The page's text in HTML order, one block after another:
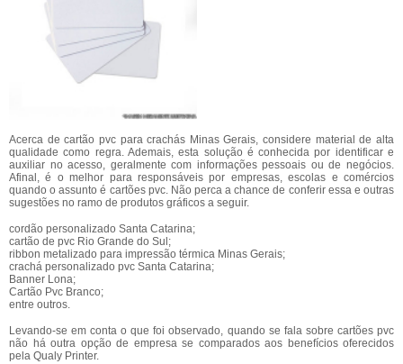
Acerca de cartão pvc para crachás Minas Gerais, considere material de alta
qualidade como regra. Ademais, esta solução é conhecida por identificar e
auxiliar no acesso, geralmente com informações pessoais ou de negócios.
Afinal, é o melhor para responsáveis por empresas, escolas e comércios
quando o assunto é cartões pvc. Não perca a chance de conferir essa e outras
sugestões no ramo de produtos gráficos a seguir.
cordão personalizado Santa Catarina;
cartão de pvc Rio Grande do Sul;
ribbon metalizado para impressão térmica Minas Gerais;
crachá personalizado pvc Santa Catarina;
Banner Lona;
Cartão Pvc Branco;
entre outros.
Levando-se em conta o que foi observado, quando se fala sobre cartões pvc
não há outra opção de empresa se comparados aos benefícios oferecidos
pela Qualy Printer.